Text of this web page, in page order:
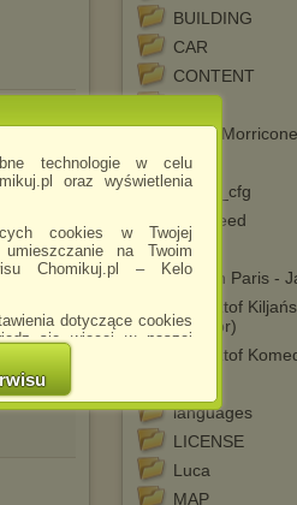
technologie w celu
oraz wyświetlenia
cookies w Twojej
na Twoim
Chomikuj.pl – Kelo
dotyczące cookies
się więcej w naszej
przeglądarki może
Chomikuj.pl.
cookies niestety
Zaufanych Partnerów
BUILDING
CAR
CONTENT
Ennio Morricone
Giulia
global_cfg
histspeed
Italian
Jazz in Paris -
Krzysztof
(Valinor)
Krzysztof
languages
LICENSE
Luca
MAP